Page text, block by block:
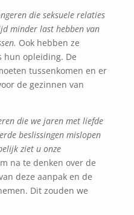
die seksuele relaties
minder last hebben van
Ook hebben ze
hun opleiding. De
tussenkomen en er
de gezinnen van
die we jaren met liefde
beslissingen mislopen
ziet u onze
na te denken over de
deze aanpak en de
Dit zouden we